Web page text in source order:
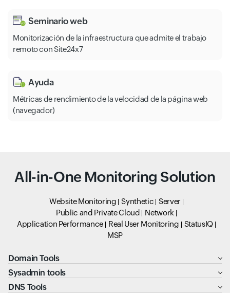
Seminario web
Monitorización de la infraestructura que admite el trabajo
remoto con Site24x7
Ayuda
Métricas de rendimiento de la velocidad de la página web
(navegador)
All-in-One Monitoring Solution
Website Monitoring Synthetic
Server
Public and Private Cloud
Network
Application Performance
Real User Monitoring
StatusIQ
MSP
Domain Tools
Sysadmin tools
DNS Tools